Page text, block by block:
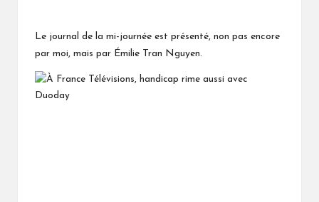
Le journal de la mi-journée est présenté, non pas encore
par moi, mais par Émilie Tran Nguyen.